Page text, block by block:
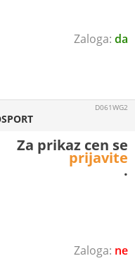
da
ne
D061WG2
Za prikaz cen se
prijavite
.